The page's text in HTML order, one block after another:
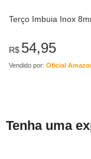
Terço Imbuia Inox
R$ 54,95
Vendido por: Oficial
Tenha uma